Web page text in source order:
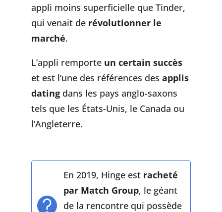
appli moins superficielle que Tinder,
qui venait de révolutionner le
marché.
L’appli remporte un certain succès
et est l’une des références des applis
datingdans les pays anglo-saxons
tels que les États-Unis, le Canada ou
l’Angleterre.
En 2019, Hinge est racheté
par Match Group, le géant
de la rencontre qui possède